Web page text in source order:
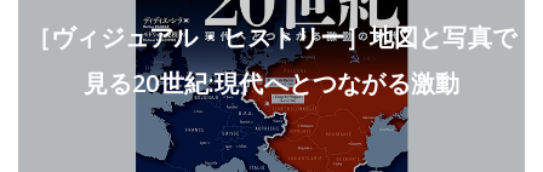
［ヴィジュアル・ヒストリー］地図と写真で
見る20世紀:現代へとつながる激動